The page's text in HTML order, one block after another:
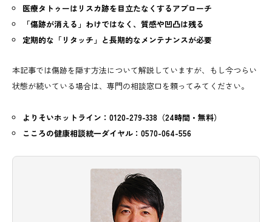
医療タトゥーはリスカ跡を目立たなくするアプローチ
「傷跡が消える」わけではなく、質感や凹凸は残る
定期的な「リタッチ」と長期的なメンテナンスが必要
本記事では傷跡を隠す方法について解説していますが、もし今つらい
状態が続いている場合は、専門の相談窓口を頼ってみてください。
よりそいホットライン：0120-279-338（24時間・無料）
こころの健康相談統一ダイヤル：0570-064-556